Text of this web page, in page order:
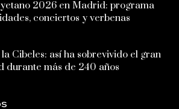
2026 en Madrid: programa
conciertos y verbenas
Cibeles: así ha sobrevivido el gran
durante más de 240 años